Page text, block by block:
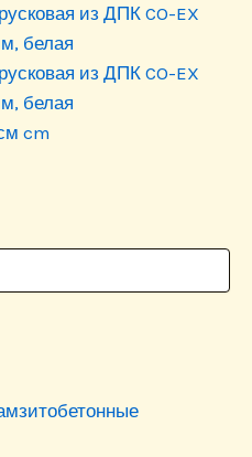
из ДПК CO-EX
белая
из ДПК CO-EX
белая
cm